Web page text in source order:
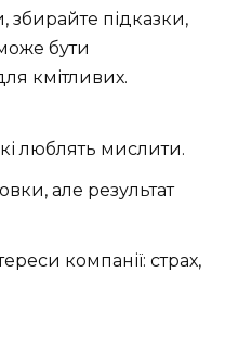
збирайте підказки,
бути
кмітливих.
люблять мислити.
але результат
компанії: страх,